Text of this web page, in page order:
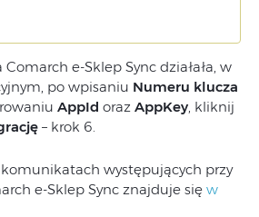
Comarch e-Sklep Sync działała, w
po wpisaniu Numeru klucza
AppId oraz AppKey , kliknij
– krok 6.
występujących przy
e-Sklep Sync znajduje się w